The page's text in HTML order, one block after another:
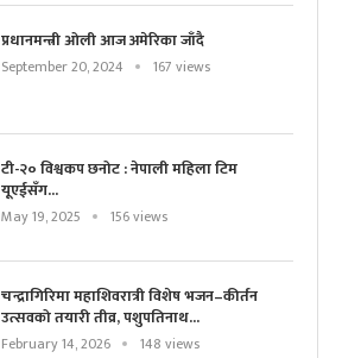
प्रधानमन्त्री ओली आज अमेरिका जाँदै
September 20, 2024 167 views
टी-२० विश्वकप छनोट : नेपाली महिला टिम
यूएईसँग...
May 19, 2025 156 views
चन्द्रागिरिमा महाशिवरात्री विशेष भजन–कीर्तन
उत्सवको तयारी तीव्र, पशुपतिनाथ...
February 14, 2026 148 views